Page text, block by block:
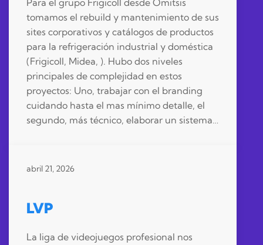
Para el grupo Frigicoll desde Omitsis
tomamos el rebuild y mantenimiento de sus
sites corporativos y catálogos de productos
para la refrigeración industrial y doméstica
(Frigicoll, Midea, ). Hubo dos niveles
principales de complejidad en estos
proyectos: Uno, trabajar con el branding
cuidando hasta el mas mínimo detalle, el
segundo, más técnico, elaborar un sistema…
abril 21, 2026
LVP
La liga de videojuegos profesional nos